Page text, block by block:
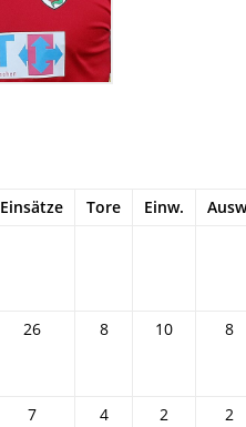
Einsätze Tore Einw.
26 8 10 8
7 4 2 2